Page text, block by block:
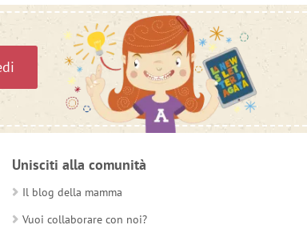
Unisciti alla comunità
Il blog della mamma
Vuoi collaborare con noi?